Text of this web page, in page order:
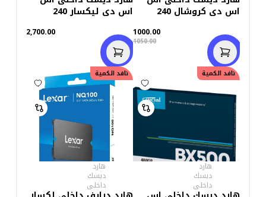
اس دى كروشال 240
1000.00
1050.00
اس دى ليكسار 240
2,700.00
نافد الكمية
هارد
ديسك
داخلى
نافد الكمية
هارد
ديسك
داخلى